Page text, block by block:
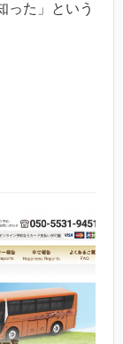
った」という